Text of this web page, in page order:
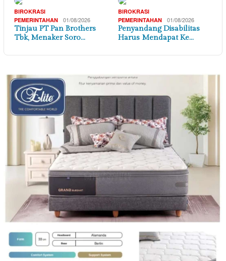
BIROKRASI
PEMERINTAHAN
01/08/2026
Tinjau PT Pan Brothers
Tbk, Menaker Soro…
BIROKRASI
PEMERINTAHAN
01/08/2026
Penyandang Disabilitas
Harus Mendapat Ke…